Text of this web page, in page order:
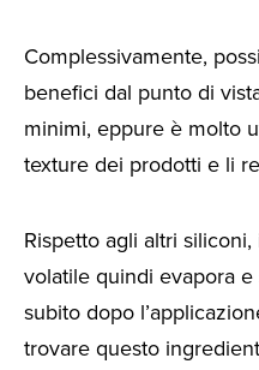
Complessivamente,
benefici dal punto di
minimi, eppure è molto
texture dei prodotti e li
Rispetto agli altri
volatile quindi evapora
subito dopo
trovare questo